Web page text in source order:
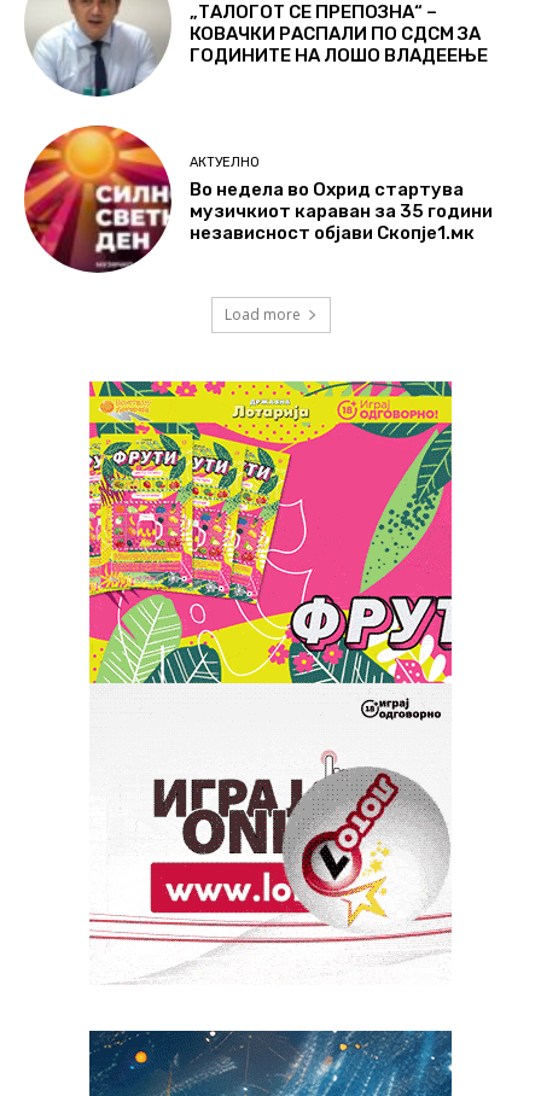
„ТАЛОГОТ СЕ ПРЕПОЗНА“ –
КОВАЧКИ РАСПАЛИ ПО СДСМ ЗА
ГОДИНИТЕ НА ЛОШО ВЛАДЕЕЊЕ
АКТУЕЛНО
Во недела во Охрид стартува
музичкиот караван за 35 години
независност објави Скопје1.мк
Load more